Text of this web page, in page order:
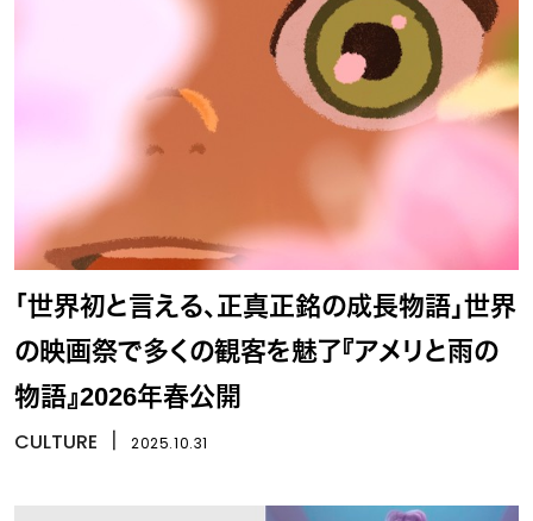
「世界初と言える、正真正銘の成長物語」世界
の映画祭で多くの観客を魅了『アメリと雨の
物語』2026年春公開
CULTURE 2025.10.31